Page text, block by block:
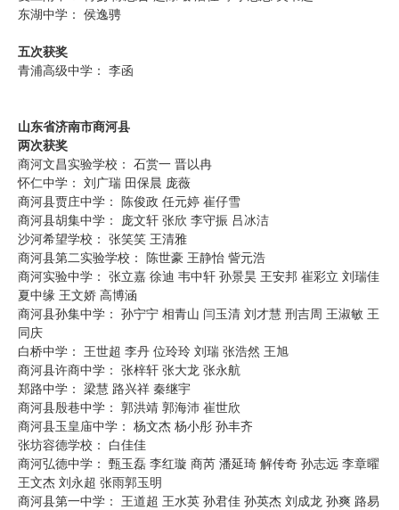
东湖中学： 侯逸骋
五次获奖
青浦高级中学： 李函
山东省济南市商河县
两次获奖
商河文昌实验学校： 石赏一 晋以冉
怀仁中学： 刘广瑞 田保晨 庞薇
商河县贾庄中学： 陈俊政 任元婷 崔仔雪
商河县胡集中学： 庞文轩 张欣 李守振 吕冰洁
沙河希望学校： 张笑笑 王清雅
商河县第二实验学校： 陈世豪 王静怡 訾元浩
商河实验中学： 张立嘉 徐迪 韦中轩 孙景昊 王安邦 崔彩立 刘瑞佳
夏中缘 王文娇 高博涵
商河县孙集中学： 孙宁宁 相青山 闫玉清 刘才慧 刑吉周 王淑敏 王
同庆
白桥中学： 王世超 李丹 位玲玲 刘瑞 张浩然 王旭
商河县许商中学： 张梓轩 张大龙 张永航
郑路中学： 梁慧 路兴祥 秦继宇
商河县殷巷中学： 郭洪靖 郭海沛 崔世欣
商河县玉皇庙中学： 杨文杰 杨小彤 孙丰齐
张坊容德学校： 白佳佳
商河弘德中学： 甄玉磊 李红璇 商芮 潘延琦 解传奇 孙志远 李章曜
王文杰 刘永超 张雨郭玉明
商河县第一中学： 王道超 王水英 孙君佳 孙英杰 刘成龙 孙爽 路易